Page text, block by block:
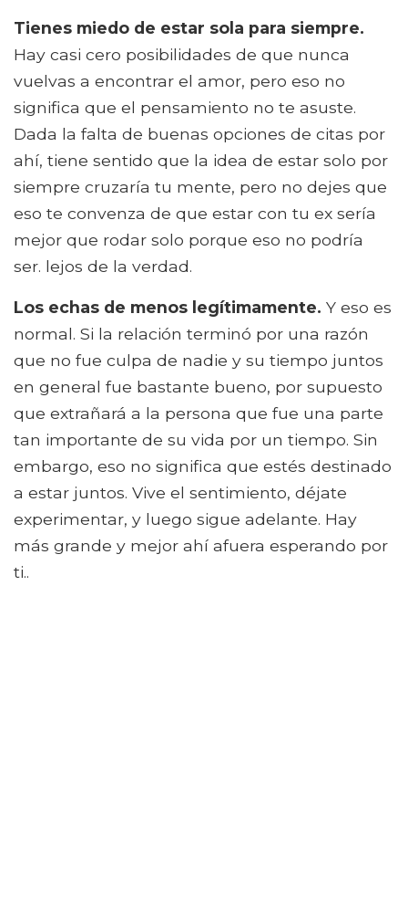
Tienes miedo de estar sola para siempre.
Hay casi cero posibilidades de que nunca
vuelvas a encontrar el amor, pero eso no
significa que el pensamiento no te asuste.
Dada la falta de buenas opciones de citas por
ahí, tiene sentido que la idea de estar solo por
siempre cruzaría tu mente, pero no dejes que
eso te convenza de que estar con tu ex sería
mejor que rodar solo porque eso no podría
ser. lejos de la verdad.
Los echas de menos legítimamente. Y eso es
normal. Si la relación terminó por una razón
que no fue culpa de nadie y su tiempo juntos
en general fue bastante bueno, por supuesto
que extrañará a la persona que fue una parte
tan importante de su vida por un tiempo. Sin
embargo, eso no significa que estés destinado
a estar juntos. Vive el sentimiento, déjate
experimentar, y luego sigue adelante. Hay
más grande y mejor ahí afuera esperando por
ti..